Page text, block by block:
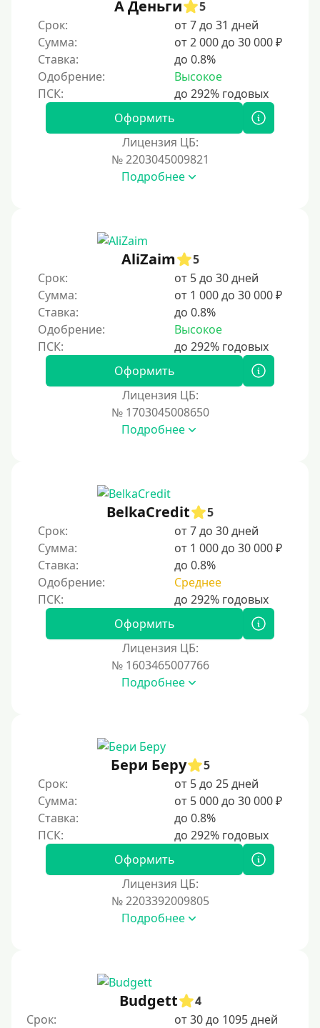
А Деньги
5
Срок:
от 7 до 31 дней
Сумма:
от 2 000 до 30 000 ₽
Ставка:
до 0.8%
Одобрение:
Высокое
Оформить
Лицензия ЦБ:
№ 2203045009821
Подробнее
AliZaim
5
Срок:
от 5 до 30 дней
Сумма:
от 1 000 до 30 000 ₽
Ставка:
до 0.8%
Одобрение:
Высокое
Оформить
Лицензия ЦБ:
№ 1703045008650
Подробнее
BelkaCredit
5
Срок:
от 7 до 30 дней
Сумма:
от 1 000 до 30 000 ₽
Ставка:
до 0.8%
Одобрение:
Среднее
Оформить
Лицензия ЦБ:
№ 1603465007766
Подробнее
Бери Беру
5
Срок:
от 5 до 25 дней
Сумма:
от 5 000 до 30 000 ₽
Ставка:
до 0.8%
Оформить
Лицензия ЦБ:
№ 2203392009805
Подробнее
Budgett
4
Срок:
от 30 до 1095 дней